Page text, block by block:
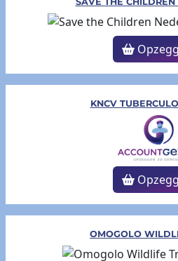
KNCV
OMOGOLO